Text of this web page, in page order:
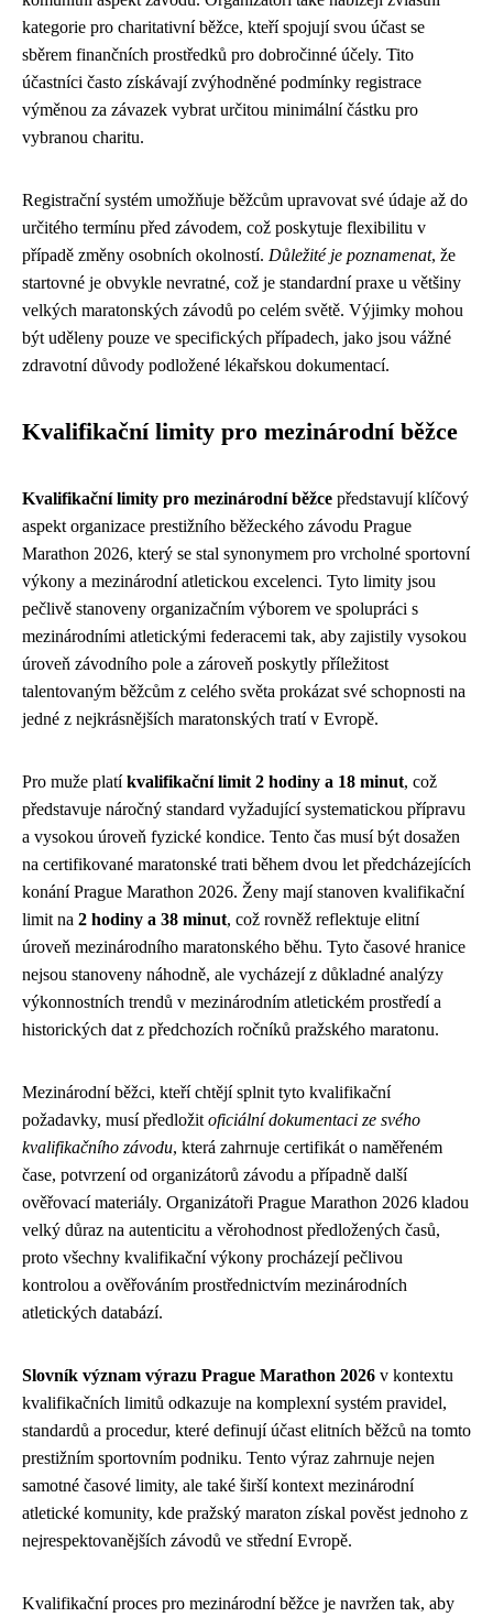
kategorie pro charitativní běžce, kteří spojují svou účast se
sběrem finančních prostředků pro dobročinné účely. Tito
účastníci často získávají zvýhodněné podmínky registrace
výměnou za závazek vybrat určitou minimální částku pro
vybranou charitu.
Registrační systém umožňuje běžcům upravovat své údaje až do
určitého termínu před závodem, což poskytuje flexibilitu v
případě změny osobních okolností. Důležité je poznamenat, že
startovné je obvykle nevratné, což je standardní praxe u většiny
velkých maratonských závodů po celém světě. Výjimky mohou
být uděleny pouze ve specifických případech, jako jsou vážné
zdravotní důvody podložené lékařskou dokumentací.
Kvalifikační limity pro mezinárodní běžce
Kvalifikační limity pro mezinárodní běžce představují klíčový
aspekt organizace prestižního běžeckého závodu Prague
Marathon 2026, který se stal synonymem pro vrcholné sportovní
výkony a mezinárodní atletickou excelenci. Tyto limity jsou
pečlivě stanoveny organizačním výborem ve spolupráci s
mezinárodními atletickými federacemi tak, aby zajistily vysokou
úroveň závodního pole a zároveň poskytly příležitost
talentovaným běžcům z celého světa prokázat své schopnosti na
jedné z nejkrásnějších maratonských tratí v Evropě.
Pro muže platíkvalifikační limit 2 hodiny a 18 minut, což
představuje náročný standard vyžadující systematickou přípravu
a vysokou úroveň fyzické kondice. Tento čas musí být dosažen
na certifikované maratonské trati během dvou let předcházejících
konání Prague Marathon 2026. Ženy mají stanoven kvalifikační
limit na 2 hodiny a 38 minut, což rovněž reflektuje elitní
úroveň mezinárodního maratonského běhu. Tyto časové hranice
nejsou stanoveny náhodně, ale vycházejí z důkladné analýzy
výkonnostních trendů v mezinárodním atletickém prostředí a
historických dat z předchozích ročníků pražského maratonu.
Mezinárodní běžci, kteří chtějí splnit tyto kvalifikační
požadavky, musí předložit oficiální dokumentaci ze svého
kvalifikačního závodu, která zahrnuje certifikát o naměřeném
čase, potvrzení od organizátorů závodu a případně další
ověřovací materiály. Organizátoři Prague Marathon 2026 kladou
velký důraz na autenticitu a věrohodnost předložených časů,
proto všechny kvalifikační výkony procházejí pečlivou
kontrolou a ověřováním prostřednictvím mezinárodních
atletických databází.
Slovník význam výrazu Prague Marathon 2026 v kontextu
kvalifikačních limitů odkazuje na komplexní systém pravidel,
standardů a procedur, které definují účast elitních běžců na tomto
prestižním sportovním podniku. Tento výraz zahrnuje nejen
samotné časové limity, ale také širší kontext mezinárodní
atletické komunity, kde pražský maraton získal pověst jednoho z
nejrespektovanějších závodů ve střední Evropě.
Kvalifikační proces pro mezinárodní běžce je navržen tak, aby